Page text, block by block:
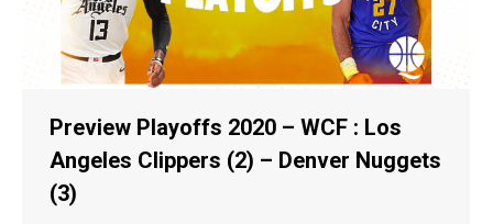
Preview Playoffs 2020 – WCF : Los
Angeles Clippers (2) – Denver Nuggets
(3)